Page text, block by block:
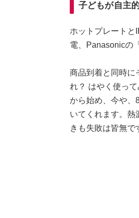
子どもが自主
ホットプレートと
電、Panasonicの
商品到着と同時に
れ？ はやく使っ
から始め、今や、
いてくれます。熱
きも失敗は皆無で